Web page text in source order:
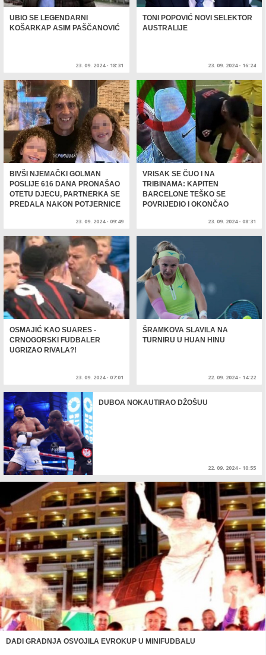
UBIO SE LEGENDARNI
KOŠARKAP ASIM PAŠČANOVIĆ
23. 09. 2024 - 18:31
TONI POPOVIĆ NOVI SELEKTOR
AUSTRALIJE
23. 09. 2024 - 16:24
BIVŠI NJEMAČKI GOLMAN
POSLIJE 616 DANA PRONAŠAO
OTETU DJECU, PARTNERKA SE
PREDALA NAKON POTJERNICE
23. 09. 2024 - 09:49
VRISAK SE ČUO I NA
TRIBINAMA: KAPITEN
BARCELONE TEŠKO SE
POVRIJEDIO I OKONČAO
23. 09. 2024 - 08:31
OSMAJIĆ KAO SUARES -
CRNOGORSKI FUDBALER
UGRIZAO RIVALA?!
23. 09. 2024 - 07:01
ŠRAMKOVA SLAVILA NA
TURNIRU U HUAN HINU
22. 09. 2024 - 14:22
DUBOA NOKAUTIRAO DŽOŠUU
22. 09. 2024 - 10:55
DADI GRADNJA OSVOJILA EVROKUP U MINIFUDBALU